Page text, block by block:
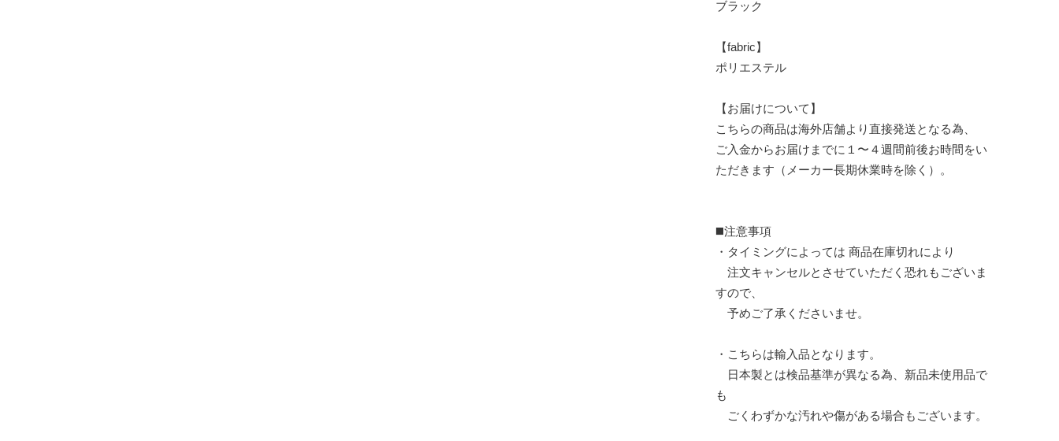
ブラック
【fabric】
ポリエステル
【お届けについて】
こちらの商品は海外店舗より直接発送となる為、
ご入金からお届けまでに１〜４週間前後お時間をい
ただきます（メーカー長期休業時を除く）。
◼️注意事項
・タイミングによっては 商品在庫切れにより
注文キャンセルとさせていただく恐れもございま
すので、
予めご了承くださいませ。
・こちらは輸入品となります。
日本製とは検品基準が異なる為、新品未使用品で
も
ごくわずかな汚れや傷がある場合もございます。